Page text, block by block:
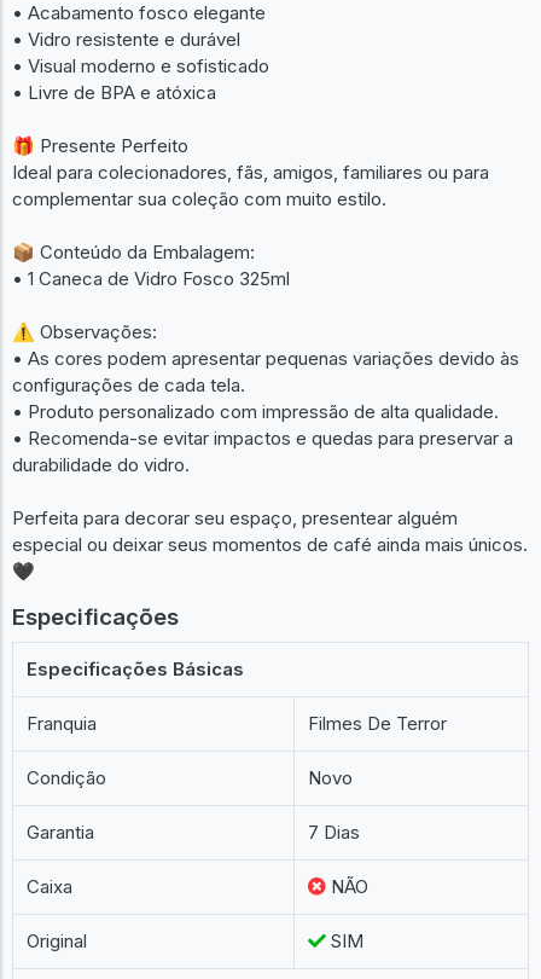
• Acabamento fosco elegante
• Vidro resistente e durável
• Visual moderno e sofisticado
• Livre de BPA e atóxica
🎁 Presente Perfeito
Ideal para colecionadores, fãs, amigos, familiares ou para
complementar sua coleção com muito estilo.
📦 Conteúdo da Embalagem:
• 1 Caneca de Vidro Fosco 325ml
⚠️ Observações:
• As cores podem apresentar pequenas variações devido às
configurações de cada tela.
• Produto personalizado com impressão de alta qualidade.
• Recomenda-se evitar impactos e quedas para preservar a
durabilidade do vidro.
Perfeita para decorar seu espaço, presentear alguém
especial ou deixar seus momentos de café ainda mais únicos.
🖤
Especificações
Especificações Básicas
Franquia Filmes De Terror
Condição Novo
Garantia 7 Dias
Caixa NÃO
Original SIM